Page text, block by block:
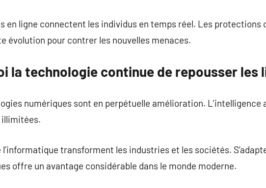
en ligne connectent les individus en temps réel. Les protections
évolution pour contrer les nouvelles menaces.
la technologie continue de repousser les
numériques sont en perpétuelle amélioration.
l’informatique transforment les industries et les sociétés.
offre un avantage considérable dans le monde moderne.